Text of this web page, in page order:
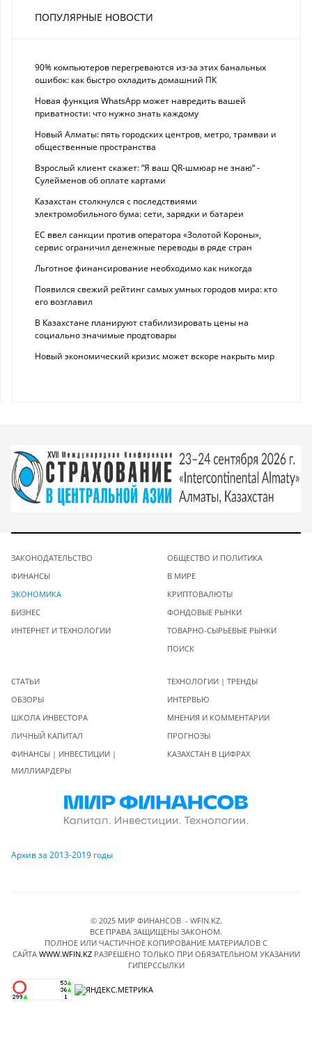
ПОПУЛЯРНЫЕ НОВОСТИ
90% компьютеров перегреваются из-за этих банальных
ошибок: как быстро охладить домашний ПК
Новая функция WhatsApp может навредить вашей
приватности: что нужно знать каждому
Новый Алматы: пять городских центров, метро, трамваи и
общественные пространства
Взрослый клиент скажет: “Я ваш QR-шмюар не знаю“ -
Сулейменов об оплате картами
Казахстан столкнулся с последствиями
электромобильного бума: сети, зарядки и батареи
ЕС ввел санкции против оператора «Золотой Короны»,
сервис ограничил денежные переводы в ряде стран
Льготное финансирование необходимо как никогда
Появился свежий рейтинг самых умных городов мира: кто
его возглавил
В Казахстане планируют стабилизировать цены на
социально значимые продтовары
Новый экономический кризис может вскоре накрыть мир
ЗАКОНОДАТЕЛЬСТВО
ФИНАНСЫ
ЭКОНОМИКА
БИЗНЕС
ИНТЕРНЕТ И ТЕХНОЛОГИИ
ОБЩЕСТВО И ПОЛИТИКА
В МИРЕ
КРИПТОВАЛЮТЫ
ФОНДОВЫЕ РЫНКИ
ТОВАРНО-СЫРЬЕВЫЕ РЫНКИ
ПОИСК
СТАТЬИ
ОБЗОРЫ
ШКОЛА ИНВЕСТОРА
ЛИЧНЫЙ КАПИТАЛ
ФИНАНСЫ | ИНВЕСТИЦИИ |
МИЛЛИАРДЕРЫ
ТЕХНОЛОГИИ | ТРЕНДЫ
ИНТЕРВЬЮ
МНЕНИЯ И КОММЕНТАРИИ
ПРОГНОЗЫ
КАЗАХСТАН В ЦИФРАХ
Архив за 2013-2019 годы
© 2025 МИР ФИНАНСОВ - WFIN.KZ.
ВСЕ ПРАВА ЗАЩИЩЕНЫ ЗАКОНОМ.
ПОЛНОЕ ИЛИ ЧАСТИЧНОЕ КОПИРОВАНИЕ МАТЕРИАЛОВ C
САЙТА WWW.WFIN.KZРАЗРЕШЕНО ТОЛЬКО ПРИ ОБЯЗАТЕЛЬНОМ УКАЗАНИИ
ГИПЕРССЫЛКИ